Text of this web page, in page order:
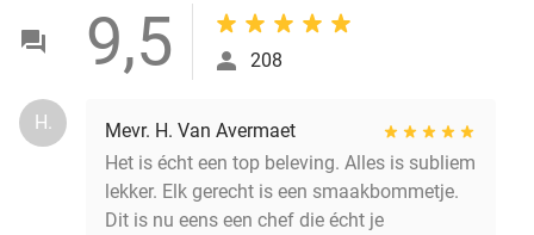
9,5 208
H.
Mevr. H. Van Avermaet
Het is écht een top beleving. Alles is subliem
lekker. Elk gerecht is een smaakbommetje.
Dit is nu eens een chef die écht je